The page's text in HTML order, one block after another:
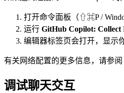
打开命令面板（⇧⌘P /
运行 GitHub Copilot: Collect
编辑器标签页会打开，显示
有关网络配置的更多信息，请参阅
调试聊天交互